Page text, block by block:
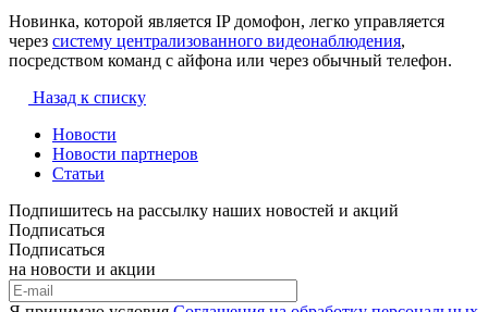
Новинка, которой является IP домофон, легко управляется
через систему централизованного видеонаблюдения,
посредством команд с айфона или через обычный телефон.
Назад к списку
Новости
Новости партнеров
Статьи
Подпишитесь на рассылку наших новостей и акций
Подписаться
Подписаться
на новости и акции